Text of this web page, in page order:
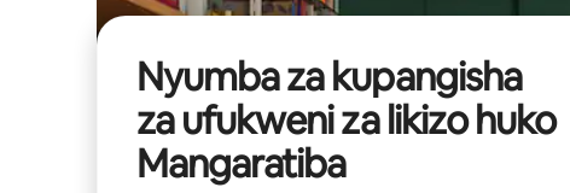
Nyumba za kupangisha
za ufukweni za likizo huko
Mangaratiba